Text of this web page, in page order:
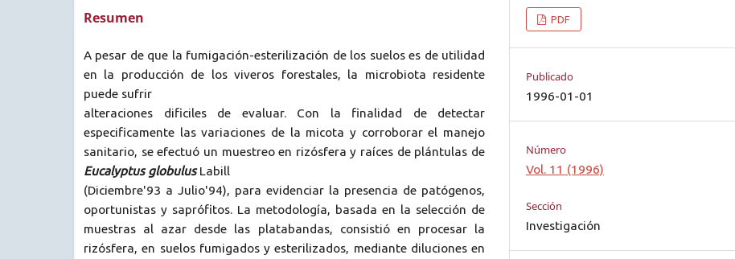
Resumen
A pesar de que la fumigación-esterilización de los suelos es de utilidad
en la producción de los viveros forestales, la microbiota residente
puede sufrir
alteraciones dificiles de evaluar. Con la finalidad de detectar
especificamente las variaciones de la micota y corroborar el manejo
sanitario, se efectuó un muestreo en rizósfera y raíces de plántulas de
Eucalyptus globulusLabill
(Diciembre'93 a Julio'94), para evidenciar la presencia de patógenos,
oportunistas y saprófitos. La metodología, basada en la selección de
muestras al azar desde las platabandas, consistió en procesar la
rizósfera, en suelos fumigados y esterilizados, mediante diluciones en
PDF
Publicado
1996-01-01
Número
Vol. 11 (1996)
Sección
Investigación